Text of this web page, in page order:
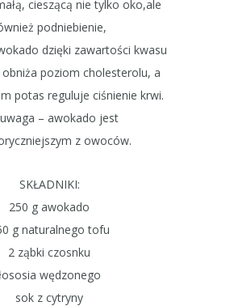
cieszącą nie tylko oko,ale
podniebienie,
dzięki zawartości kwasu
poziom cholesterolu, a
potas reguluje ciśnienie krwi.
– awokado jest
z owoców.
SKŁADNIKI:
250 g awokado
g naturalnego tofu
2 ząbki czosnku
wędzonego
sok z cytryny